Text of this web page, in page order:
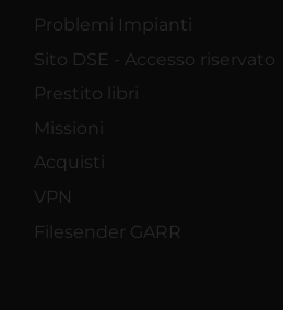
Problemi Impianti
Sito DSE - Accesso riservato
Prestito libri
Missioni
Acquisti
VPN
Filesender GARR